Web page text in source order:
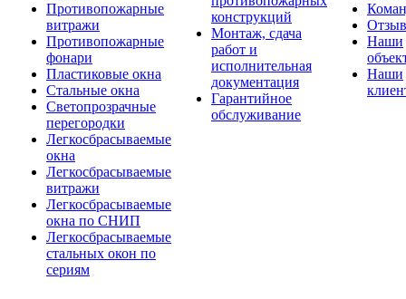
Противопожарные
витражи
Противопожарные
фонари
Пластиковые окна
Стальные окна
Светопрозрачные
перегородки
Легкосбрасываемые
окна
Легкосбрасываемые
витражи
Легкосбрасываемые
окна по СНИП
Легкосбрасываемые
стальных окон по
сериям
конструкций
Монтаж, сдача
работ и
исполнительная
документация
Гарантийное
обслуживание
Наши
Наши